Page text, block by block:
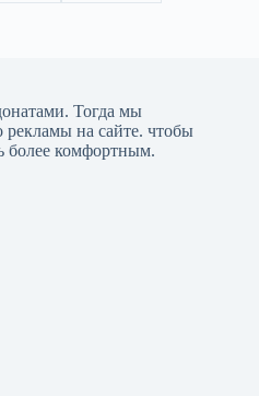
. Тогда мы
на сайте. чтобы
более комфортным.